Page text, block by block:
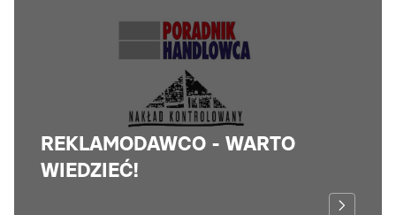
REKLAMODAWCO - WARTO
WIEDZIEĆ!